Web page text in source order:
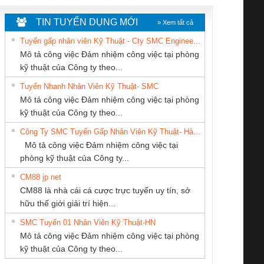
Le An Toàn
Contact
– PSR-
SCP-
FSP/2X1/1X2
sát chuỗi
tấm pin
16I+
(2502520000)
Bộ giám sát chuỗi
tấm pin
TRANSCLINIC 16I+
1K5 L (2433950000)
Bộ giám sát dòng
TRANSCLINIC 16I+
(2008130000)
điện TRANSCLINIC
BKE 1K5.4
(7791400879)2. Giá
Nẹp nhôm chống
trơn Đà Nẵng
CÔNG TY TNHH
THƯƠNG MẠI
DỊCH VỤ KỸ
THUẬT ĐIỆN CƠ
GIA HƯNG PHÁT
CÔNG TY TNHH
THIẾT BỊ CÔNG
NGHIỆP NIHON
SETSUBI VIỆT
NAM
CONG TY TNHH
THANH
CÔNG TY CỔ
PHẦN TỰ ĐỘNG
TIẾN HƯNG
THƯƠNG MẠI
THIÊN ÂN VIỆT
NAM
company LTD
TIN TUYỂN DỤNG MỚI » Xem tất cả
Mô tả công việc Đảm nhiệm công việc tại phòng
kỹ thuật của Công ty theo...
Tuyển Nhanh Nhân Viên Kỹ Thuật- SMC
Mô tả công việc Đảm nhiệm công việc tại phòng
kỹ thuật của Công ty theo...
Mô tả công việc Đảm nhiệm công việc tại
phòng kỹ thuật của Công ty...
CM88 jp net
CM88 là nhà cái cá cược trực tuyến uy tín, sở
hữu thế giới giải trí hiện...
SMC Tuyển 01 Nhân Viên Kỹ Thuật-HN
Mô tả công việc Đảm nhiệm công việc tại phòng
kỹ thuật của Công ty theo...